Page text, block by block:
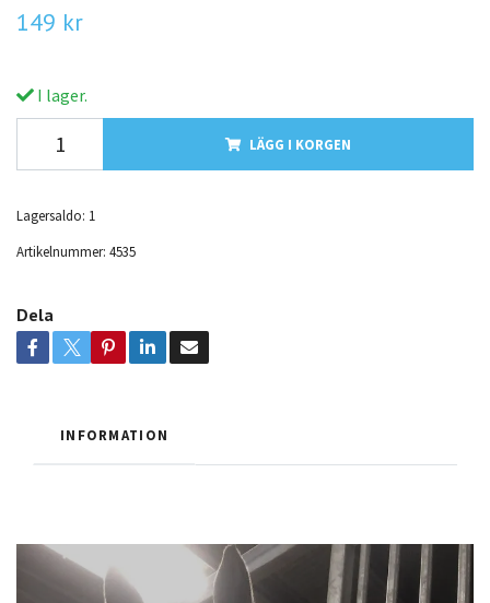
149 kr
I lager.
LÄGG I KORGEN
Lagersaldo: 1
Artikelnummer: 4535
Dela
INFORMATION